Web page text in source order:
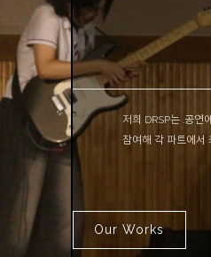
저희 DRSP는 .공연
참여해 각 파트에서
Our Works